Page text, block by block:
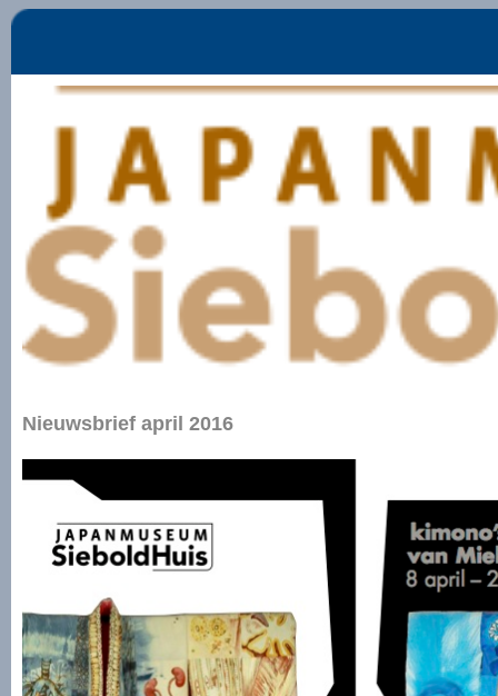
Nieuwsbrief april 2016